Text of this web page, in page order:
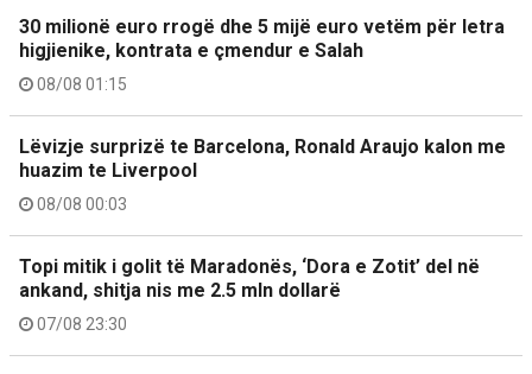
30 milionë euro rrogë dhe 5 mijë euro vetëm për letra
higjienike, kontrata e çmendur e Salah
08/08 01:15
Lëvizje surprizë te Barcelona, Ronald Araujo kalon me
huazim te Liverpool
08/08 00:03
Topi mitik i golit të Maradonës, ‘Dora e Zotit’ del në
ankand, shitja nis me 2.5 mln dollarë
07/08 23:30